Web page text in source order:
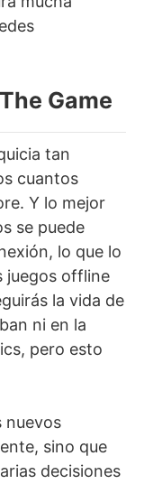
Game
tan
cuantos
Y lo mejor
se puede
lo que lo
juegos offline
la vida de
ni en la
pero esto
nuevos
sino que
decisiones